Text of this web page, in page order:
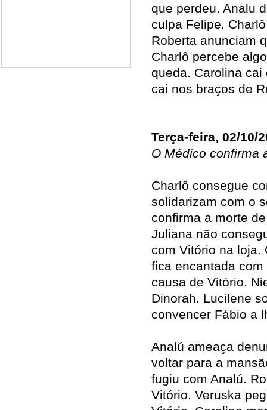
que perdeu. Analu
culpa Felipe.
Roberta anunciam
Charlô percebe
queda. Carolina
cai nos braços de
Terça-feira, 02/10/
O Médico confirma
Charlô consegue
solidarizam com o
confirma a morte
Juliana não
com Vitório na loja.
fica encantada
causa de Vitório.
Dinorah. Lucilene
convencer Fábio a
Analú ameaça
voltar para a
fugiu com Analú.
Vitório. Veruska